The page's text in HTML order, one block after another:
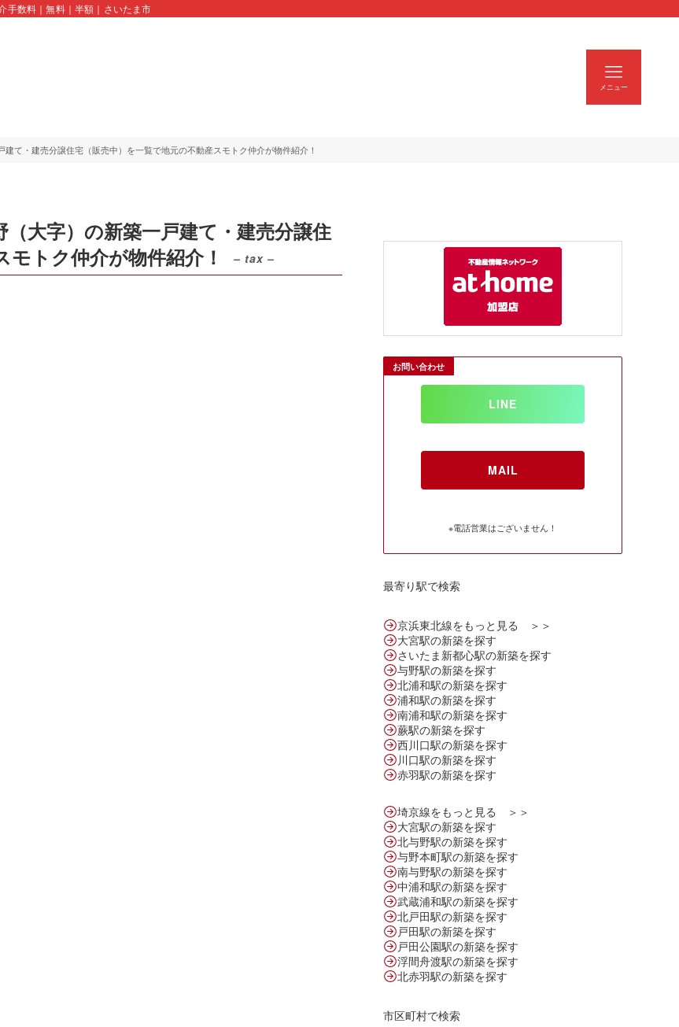
数料｜無料｜半額｜さいたま市｜川口市｜蕨市｜久喜市｜スモトクホーム | スモトクホーム
メニュー
て・建売分譲住宅（販売中）を一覧で地元の不動産スモトク仲介が物件紹介！
（大字）の新築一戸建て・建売分譲住
トク仲介が物件紹介！
– tax –
お問い合わせ
LINE
MAIL
※電話営業はございません！
最寄り駅で検索
京浜東北線をもっと見る ＞＞
大宮駅の新築を探す
さいたま新都心駅の新築を探す
与野駅の新築を探す
北浦和駅の新築を探す
浦和駅の新築を探す
南浦和駅の新築を探す
蕨駅の新築を探す
西川口駅の新築を探す
川口駅の新築を探す
赤羽駅の新築を探す
埼京線をもっと見る ＞＞
大宮駅の新築を探す
北与野駅の新築を探す
与野本町駅の新築を探す
南与野駅の新築を探す
中浦和駅の新築を探す
武蔵浦和駅の新築を探す
北戸田駅の新築を探す
戸田駅の新築を探す
戸田公園駅の新築を探す
浮間舟渡駅の新築を探す
北赤羽駅の新築を探す
市区町村で検索